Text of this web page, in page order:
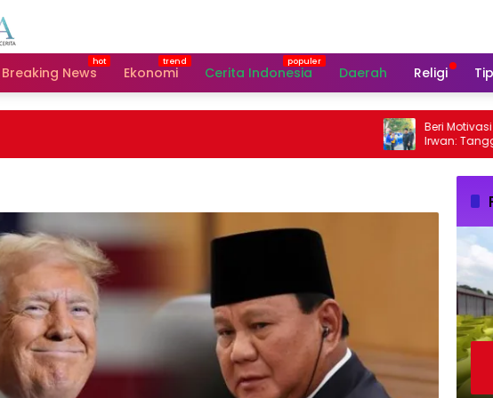
Breaking News Ekonomi Cerita Indonesia Daerah Religi
Beri Motivasi
Irwan: Tanggal 17
Perhatian